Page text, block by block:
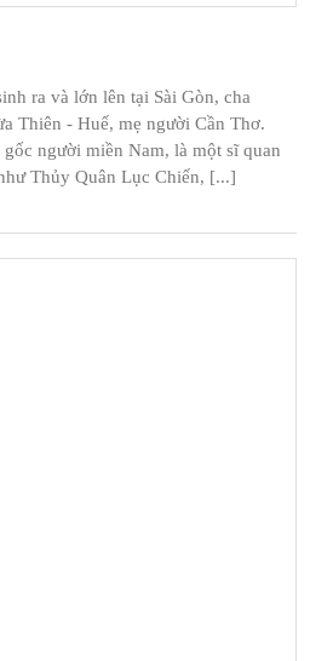
ra và lớn lên tại Sài Gòn, cha
Thiên - Huế, mẹ người Cần Thơ.
người miền Nam, là một sĩ quan
Thủy Quân Lục Chiến, [...]